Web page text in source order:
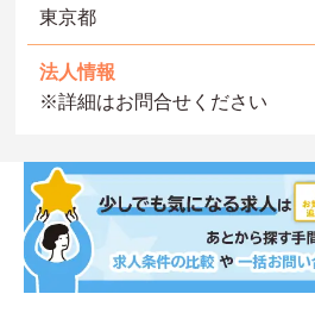
東京都
法人情報
※詳細はお問合せください